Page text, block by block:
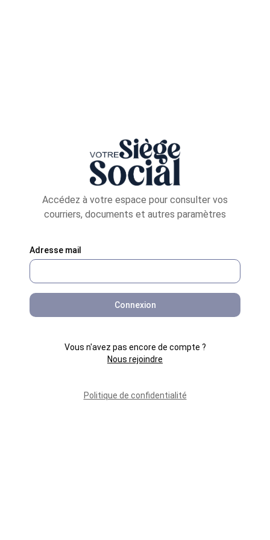
Accédez à votre espace pour consulter vos
courriers, documents et autres paramètres
Adresse mail
Connexion
Vous n'avez pas encore de compte ?
Nous rejoindre
Politique de confidentialité